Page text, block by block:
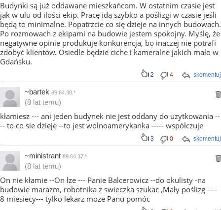
Budynki są już oddawane mieszkańcom. W ostatnim czasie jest
jak w ulu od ilości ekip. Pracę idą szybko a poślizgi w czasie jeśli
będą to minimalne. Popatrzcie co się dzieje na innych budowach.
Po rozmowach z ekipami na budowie jestem spokojny. Myślę, że
negatywne opinie produkuje konkurencja, bo inaczej nie potrafi
zdobyć klientów. Osiedle będzie ciche i kameralne jakich mało w
Gdańsku.
skomentuj
2 4
~bartek 89.64.38.*
(8 lat temu)
kłamiesz --- ani jeden budynek nie jest oddany do uzytkowania --
-- to co sie dzieje --to jest wolnoamerykanka ----- współczuje
skomentuj
3 0
~ministrant 89.64.37.*
(8 lat temu)
On nie kłamie --On łze --- Panie Balcerowicz --do okulisty -na
budowie marazm, robotnika z swieczka szukac ,Mały poślizg ----
8 miesiecy--- tylko lekarz moze Panu pomóc